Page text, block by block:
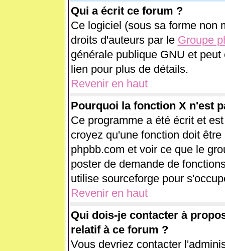
Qui a écrit ce forum ?
Ce logiciel (sous sa forme non
droits d'auteurs par le Groupe
générale publique GNU et
lien pour plus de détails.
Revenir en haut
Pourquoi la fonction X n'est
Ce programme a été écrit et
croyez qu'une fonction doit
phpbb.com et voir ce que le
poster de demande de
utilise sourceforge pour
Revenir en haut
Qui dois-je contacter à
relatif à ce forum ?
Vous devriez contacter